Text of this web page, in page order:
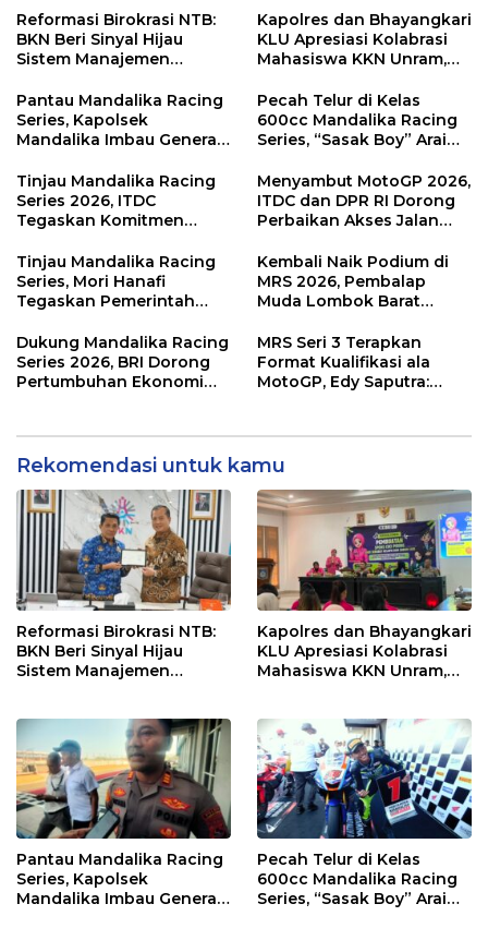
Reformasi Birokrasi NTB:
BKN Beri Sinyal Hijau
Sistem Manajemen
Kapolres dan Bhayangkari
KLU Apresiasi Kolabrasi
Mahasiswa KKN Unram,
Sampah Jadi Rupiah
Pantau Mandalika Racing
Series, Kapolsek
Mandalika Imbau Generasi
Sirkuit, Bukan Jalan Raya
Pecah Telur di Kelas
600cc Mandalika Racing
Series, “Sasak Boy” Arai
Kemenangan
Tinjau Mandalika Racing
Series 2026, ITDC
Tegaskan Komitmen
Dampak Ekonomi
Kawasan
Menyambut MotoGP 2026,
ITDC dan DPR RI Dorong
Perbaikan Akses Jalan
di KEK Mandalika
Tinjau Mandalika Racing
Series, Mori Hanafi
Tegaskan Pemerintah
NTB
Kembali Naik Podium di
MRS 2026, Pembalap
Muda Lombok Barat
Menuju Tingkat Asia
Dukung Mandalika Racing
Series 2026, BRI Dorong
Pertumbuhan Ekonomi
MRS Seri 3 Terapkan
Format Kualifikasi ala
MotoGP, Edy Saputra:
Rekomendasi untuk kamu
Reformasi Birokrasi NTB:
BKN Beri Sinyal Hijau
Sistem Manajemen
Kapolres dan Bhayangkari
KLU Apresiasi Kolabrasi
Mahasiswa KKN Unram,
Pantau Mandalika Racing
Series, Kapolsek
Mandalika Imbau Generasi
Pecah Telur di Kelas
600cc Mandalika Racing
Series, “Sasak Boy” Arai